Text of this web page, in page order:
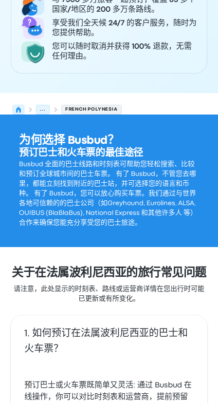
国家/地区的 200 多万条路线。
享受我们全天候 24/7 的客户服务，随时为
您提供帮助。
您可以随时取消并获得 100% 退款，无需
任何理由。
... FRENCH POLYNESIA
为何选择 Busbud？
预订巴士和火车票的最佳途径
Busbud 全面的巴士线路和时刻表可帮助您轻松搜索、比较
和预订全球城市间的巴士车票。 有了 Busbud，不管您去哪
里，都能立刻找到附近的巴士站，并可选择您的语言和币
种。 有了 Busbud，您可以放心购买车票。我们通过与世界
各地可信赖的的巴士公司（如Greyhound, Eurolines, ALSA,
OUIBUS (BlaBlaBus), National Express 和其他许多人 等）
合作来确保您能充分享受您的巴士旅途。
关于在法属波利尼西亚的旅行常见问题
请注意，此处显示的时刻表、路线或运营商详情在您出行时可能
已更新或有所变化。
如何预订在法属波利尼西亚的巴士和
火车票？
预订巴士或火车票既简单又灵活: 通过 Busbud 在
线操作，你可以对比时刻表和运营商，提前预留